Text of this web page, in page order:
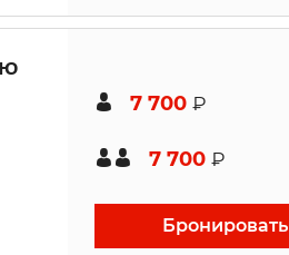
7 700 ₽
7 700 ₽
Бронировать